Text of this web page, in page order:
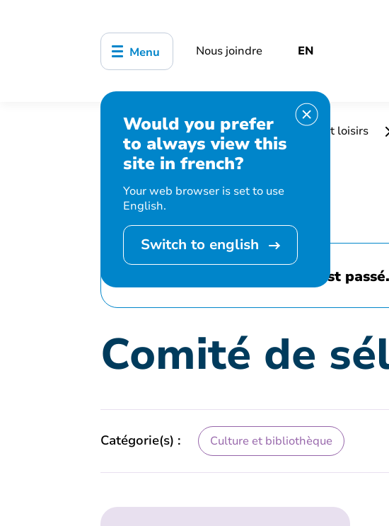
Menu Nous joindre EN
Would you prefer
to always view this
site in french?
Your web browser is set to use
English.
Switch to english
Accueil Bibliothèque, culture, sports et loisirs
Comité de sélection des livres
Cet événement est passé.
Comité de
Catégorie(s) : Culture et bibliothèque